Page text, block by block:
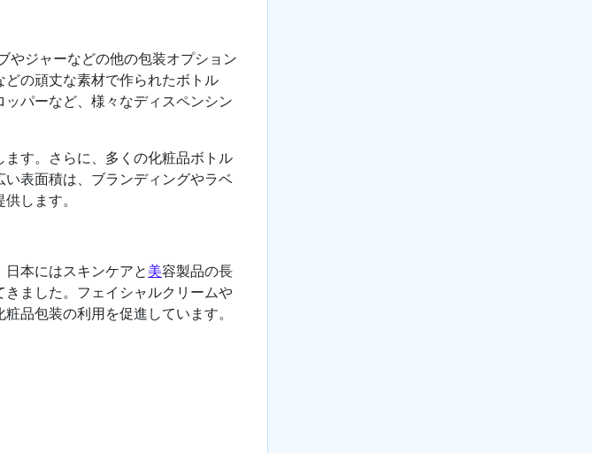
やジャーなどの他の包装オプション
の頑丈な素材で作られたボトル
パーなど、様々なディスペンシン
す。さらに、多くの化粧品ボトル
表面積は、ブランディングやラベ
します。
本にはスキンケアと美容製品の長
ました。フェイシャルクリームや
品包装の利用を促進しています。